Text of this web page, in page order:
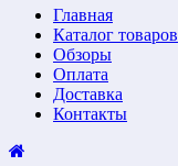
Главная
Каталог товаров
Обзоры
Оплата
Доставка
Контакты